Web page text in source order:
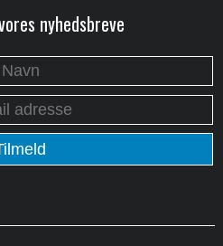
nyhedsbreve